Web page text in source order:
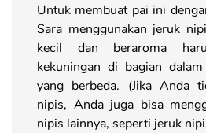
Untuk membuat pai ini
Sara menggunakan jeruk
kecil dan beraroma
kekuningan di bagian
yang berbeda. (Jika Anda
nipis, Anda juga bisa
nipis lainnya, seperti jeruk